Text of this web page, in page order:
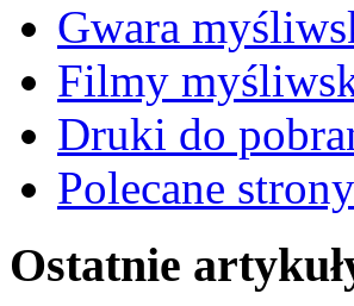
Gwara
Filmy
Druki do
Polecane strony
Ostatnie